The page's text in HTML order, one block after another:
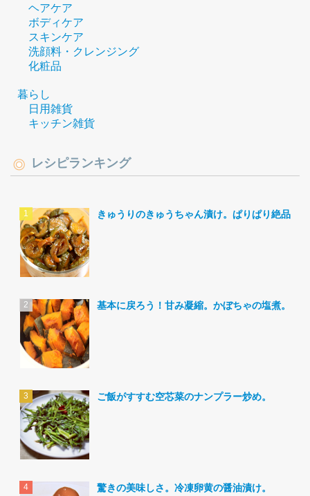
ヘアケア
ボディケア
スキンケア
洗顔料・クレンジング
化粧品
暮らし
日用雑貨
キッチン雑貨
レシピランキング
きゅうりのきゅうちゃん漬け。ぱりぱり絶品。
基本に戻ろう！甘み凝縮。かぼちゃの塩煮。
ご飯がすすむ空芯菜のナンプラー炒め。
驚きの美味しさ。冷凍卵黄の醤油漬け。